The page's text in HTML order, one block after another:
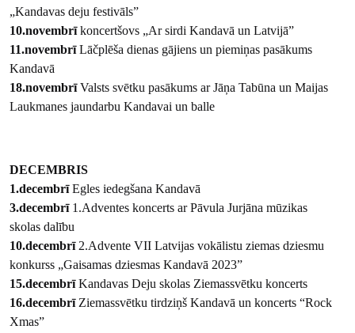
„Kandavas deju festivāls”
10.novembrīkoncertšovs „Ar sirdi Kandavā un Latvijā”
11.novembrīLāčplēša dienas gājiens un piemiņas pasākums
Kandavā
18.novembrīValsts svētku pasākums ar Jāņa Tabūna un Maijas
Laukmanes jaundarbu Kandavai un balle
DECEMBRIS
1.decembrīEgles iedegšana Kandavā
3.decembrī1.Adventes koncerts ar Pāvula Jurjāna mūzikas
skolas dalību
10.decembrī 2.Advente VII Latvijas vokālistu ziemas dziesmu
konkurss „Gaisamas dziesmas Kandavā 2023”
15.decembrīKandavas Deju skolas Ziemassvētku koncerts
16.decembrīZiemassvētku tirdziņš Kandavā un koncerts “Rock
Xmas”